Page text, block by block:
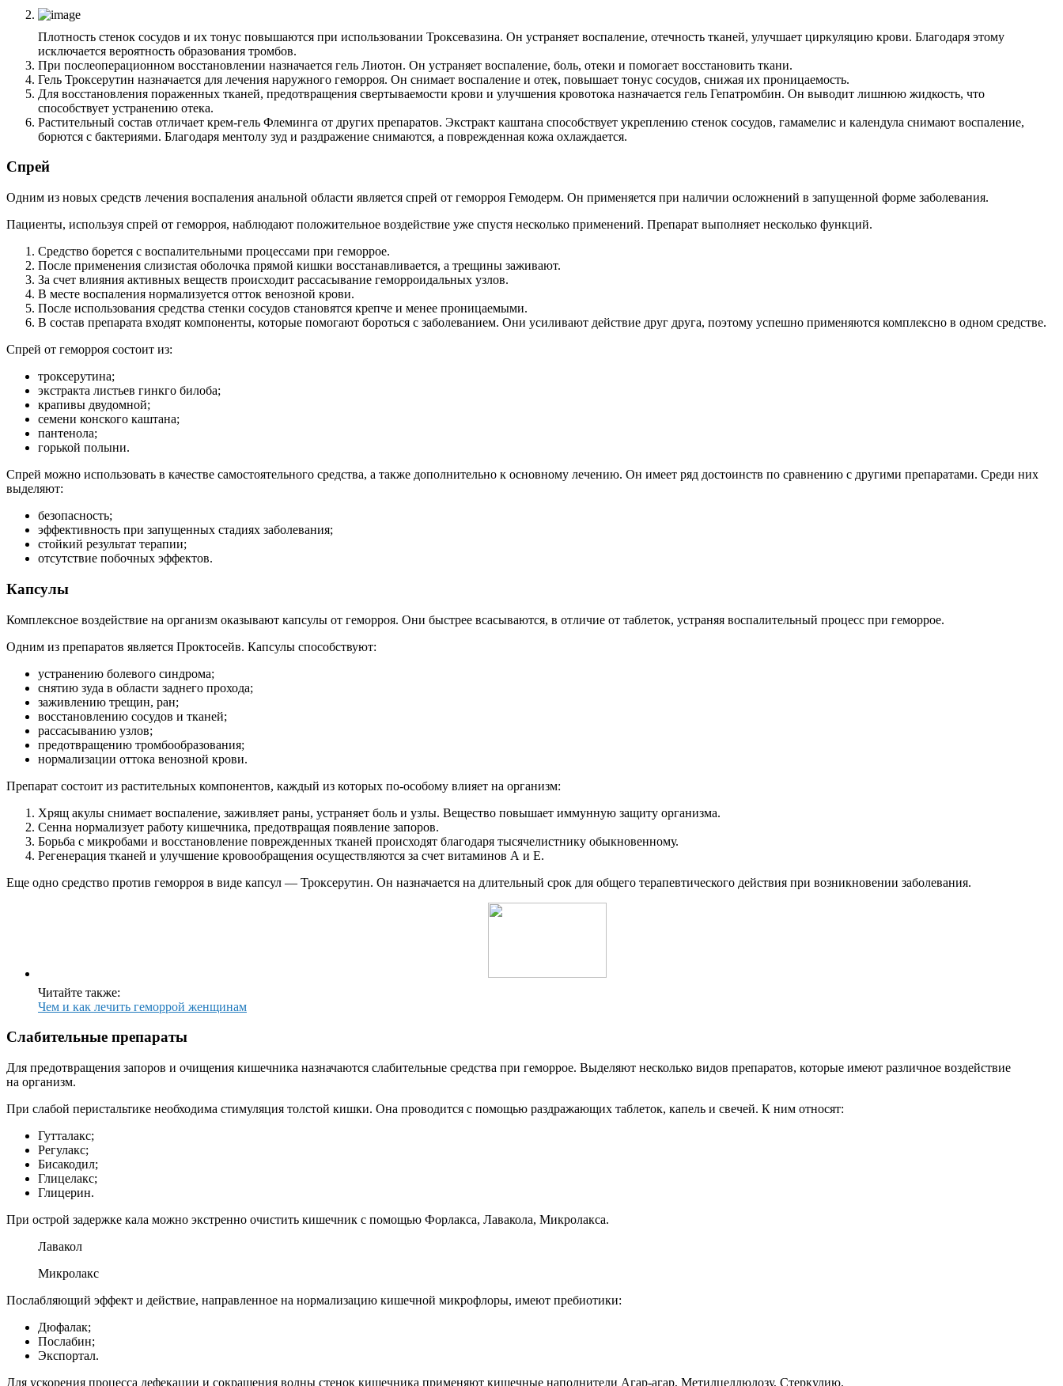
Плотность стенок сосудов и их тонус повышаются при использовании Троксевазина. Он устраняет воспаление, отечность тканей, улучшает циркуляцию крови. Благодаря этому
исключается вероятность образования тромбов.
При послеоперационном восстановлении назначается гель Лиотон. Он устраняет воспаление, боль, отеки и помогает восстановить ткани.
Гель Троксерутин назначается для лечения наружного геморроя. Он снимает воспаление и отек, повышает тонус сосудов, снижая их проницаемость.
Для восстановления пораженных тканей, предотвращения свертываемости крови и улучшения кровотока назначается гель Гепатромбин. Он выводит лишнюю жидкость, что
способствует устранению отека.
Растительный состав отличает крем-гель Флеминга от других препаратов. Экстракт каштана способствует укреплению стенок сосудов, гамамелис и календула снимают воспаление,
борются с бактериями. Благодаря ментолу зуд и раздражение снимаются, а поврежденная кожа охлаждается.
Спрей
Одним из новых средств лечения воспаления анальной области является спрей от геморроя Гемодерм. Он применяется при наличии осложнений в запущенной форме заболевания.
Пациенты, используя спрей от геморроя, наблюдают положительное воздействие уже спустя несколько применений. Препарат выполняет несколько функций.
Средство борется с воспалительными процессами при геморрое.
После применения слизистая оболочка прямой кишки восстанавливается, а трещины заживают.
За счет влияния активных веществ происходит рассасывание геморроидальных узлов.
В месте воспаления нормализуется отток венозной крови.
После использования средства стенки сосудов становятся крепче и менее проницаемыми.
В состав препарата входят компоненты, которые помогают бороться с заболеванием. Они усиливают действие друг друга, поэтому успешно применяются комплексно в одном средстве.
Спрей от геморроя состоит из:
троксерутина;
экстракта листьев гинкго билоба;
крапивы двудомной;
семени конского каштана;
пантенола;
горькой полыни.
Спрей можно использовать в качестве самостоятельного средства, а также дополнительно к основному лечению. Он имеет ряд достоинств по сравнению с другими препаратами. Среди них
выделяют:
безопасность;
эффективность при запущенных стадиях заболевания;
стойкий результат терапии;
отсутствие побочных эффектов.
Капсулы
Комплексное воздействие на организм оказывают капсулы от геморроя. Они быстрее всасываются, в отличие от таблеток, устраняя воспалительный процесс при геморрое.
Одним из препаратов является Проктосейв. Капсулы способствуют:
устранению болевого синдрома;
снятию зуда в области заднего прохода;
заживлению трещин, ран;
восстановлению сосудов и тканей;
рассасыванию узлов;
предотвращению тромбообразования;
нормализации оттока венозной крови.
Препарат состоит из растительных компонентов, каждый из которых по-особому влияет на организм:
Хрящ акулы снимает воспаление, заживляет раны, устраняет боль и узлы. Вещество повышает иммунную защиту организма.
Сенна нормализует работу кишечника, предотвращая появление запоров.
Борьба с микробами и восстановление поврежденных тканей происходят благодаря тысячелистнику обыкновенному.
Регенерация тканей и улучшение кровообращения осуществляются за счет витаминов А и Е.
Еще одно средство против геморроя в виде капсул — Троксерутин. Он назначается на длительный срок для общего терапевтического действия при возникновении заболевания.
Читайте также:
Чем и как лечить геморрой женщинам
Слабительные препараты
Для предотвращения запоров и очищения кишечника назначаются слабительные средства при геморрое. Выделяют несколько видов препаратов, которые имеют различное воздействие
на организм.
При слабой перистальтике необходима стимуляция толстой кишки. Она проводится с помощью раздражающих таблеток, капель и свечей. К ним относят:
Гутталакс;
Регулакс;
Бисакодил;
Глицелакс;
Глицерин.
При острой задержке кала можно экстренно очистить кишечник с помощью Форлакса, Лавакола, Микролакса.
Лавакол
Микролакс
Послабляющий эффект и действие, направленное на нормализацию кишечной микрофлоры, имеют пребиотики:
Дюфалак;
Послабин;
Экспортал.
Для ускорения процесса дефекации и сокращения волны стенок кишечника применяют кишечные наполнители Агар-агар, Метилцеллюлозу, Стеркулию.